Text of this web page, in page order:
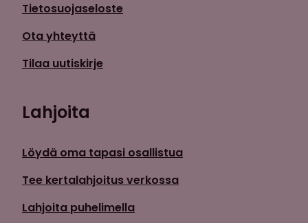
Tietosuojaseloste
Ota yhteyttä
Tilaa uutiskirje
Lahjoita
Löydä oma tapasi osallistua
Tee kertalahjoitus verkossa
Lahjoita puhelimella